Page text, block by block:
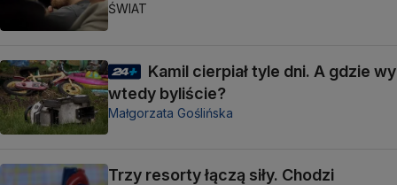
ŚWIAT
Kamil cierpiał tyle dni. A gdzie wy
wtedy byliście?
Małgorzata Goślińska
Trzy resorty łączą siły. Chodzi